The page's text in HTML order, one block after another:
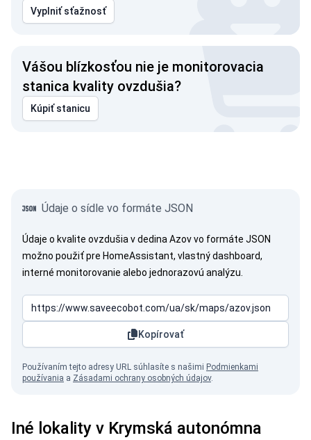
Vyplniť sťažnosť
Vášou blízkosťou nie je monitorovacia
stanica kvality ovzdušia?
Kúpiť stanicu
Údaje o sídle vo formáte JSON
Údaje o kvalite ovzdušia v dedina Azov vo formáte JSON
možno použiť pre HomeAssistant, vlastný dashboard,
interné monitorovanie alebo jednorazovú analýzu.
Kopírovať
Používaním tejto adresy URL súhlasíte s našimi Podmienkami
používania a Zásadami ochrany osobných údajov.
Iné lokality v Krymská autonómna